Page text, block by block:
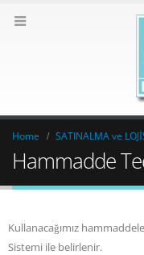
Home SATINALMA ve
Hammadde
Kullanacağımız
Sistemi ile belirlenir.